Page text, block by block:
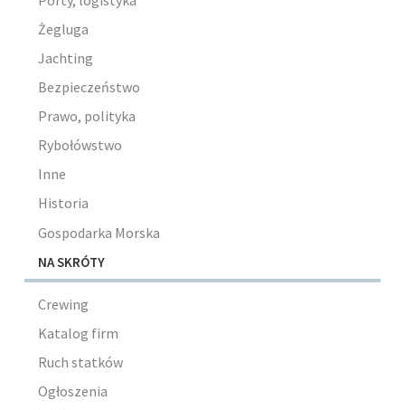
Żegluga
Jachting
Bezpieczeństwo
Prawo, polityka
Rybołówstwo
Inne
Historia
Gospodarka Morska
NA SKRÓTY
Crewing
Katalog firm
Ruch statków
Ogłoszenia